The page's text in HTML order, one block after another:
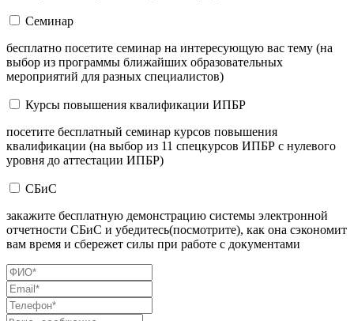
Семинар
бесплатно посетите семинар на интересующую вас тему (на
выбор из программы ближайших образовательных
мероприятий для разных специалистов)
Курсы повышения квалификации ИПБР
посетите бесплатный семинар курсов повышения
квалификации (на выбор из 11 спецкурсов ИПБР с нулевого
уровня до аттестации ИПБР)
СБиС
закажите бесплатную демонстрацию системы электронной
отчетности СБиС и убедитесь(посмотрите), как она сэкономит
вам время и сбережет силы при работе с документами